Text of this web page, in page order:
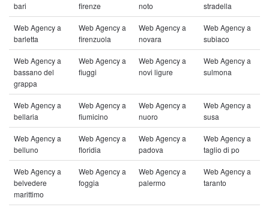
bari
firenze
noto
stradella
Web Agency a
barletta
Web Agency a
firenzuola
Web Agency a
novara
Web Agency a
subiaco
Web Agency a
bassano del
grappa
Web Agency a
fiuggi
Web Agency a
novi ligure
Web Agency a
sulmona
Web Agency a
bellaria
Web Agency a
fiumicino
Web Agency a
nuoro
Web Agency a
susa
Web Agency a
belluno
Web Agency a
floridia
Web Agency a
padova
Web Agency a
taglio di po
Web Agency a
belvedere
marittimo
Web Agency a
foggia
Web Agency a
palermo
Web Agency a
taranto